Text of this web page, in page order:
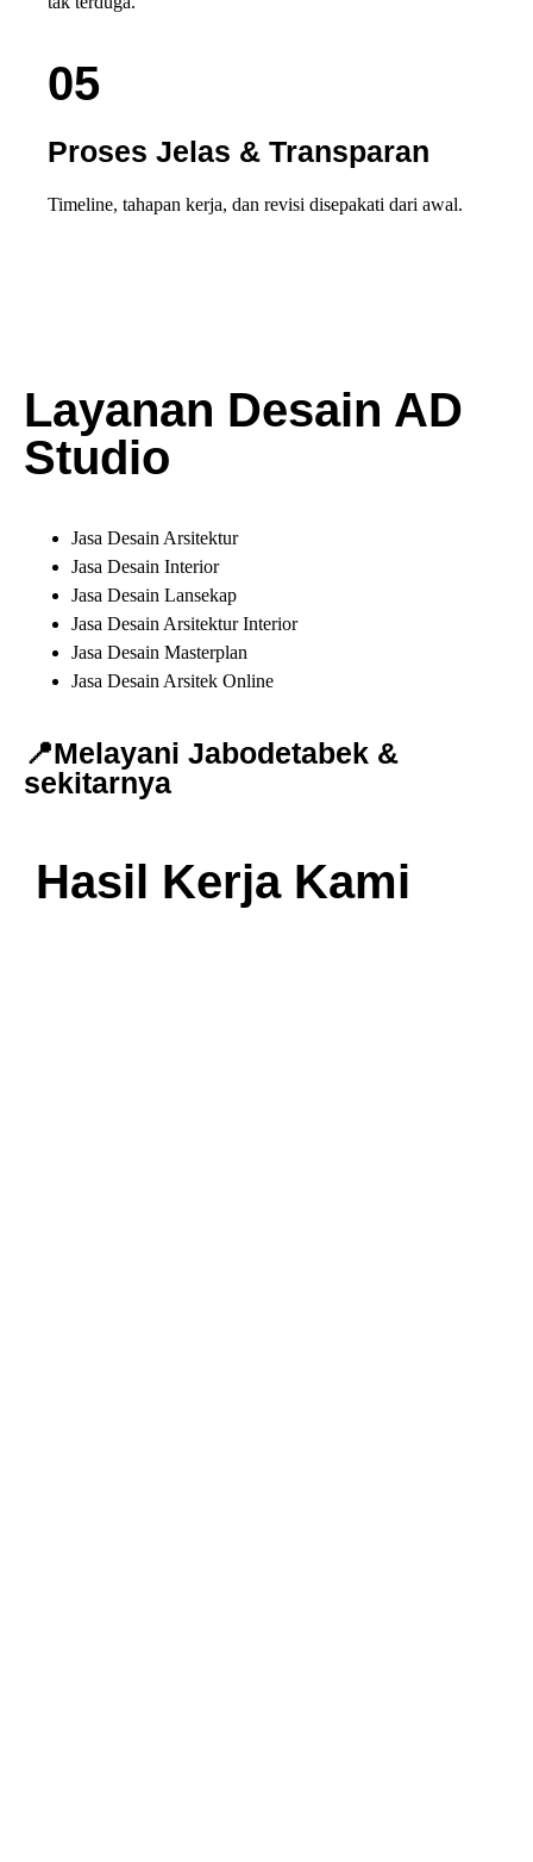
05
Proses Jelas & Transparan
Timeline, tahapan kerja, dan revisi disepakati dari awal.
Layanan Desain AD
Studio
Jasa Desain Arsitektur
Jasa Desain Interior
Jasa Desain Lansekap
Jasa Desain Arsitektur Interior
Jasa Desain Masterplan
Jasa Desain Arsitek Online
📍Melayani Jabodetabek &
sekitarnya
Hasil Kerja Kami